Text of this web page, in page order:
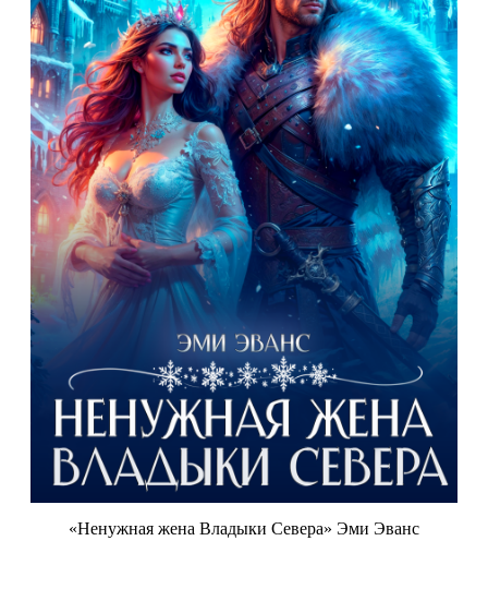
«Ненужная жена Владыки Севера» Эми Эванс